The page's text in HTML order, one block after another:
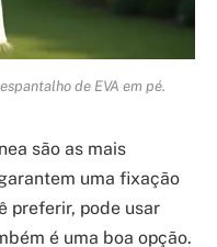
de EVA em pé.
são as mais
uma fixação
preferir, pode usar
é uma boa opção.